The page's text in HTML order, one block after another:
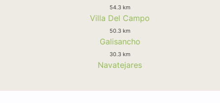
54.3 km
Villa Del Campo
50.3 km
Galisancho
30.3 km
Navatejares